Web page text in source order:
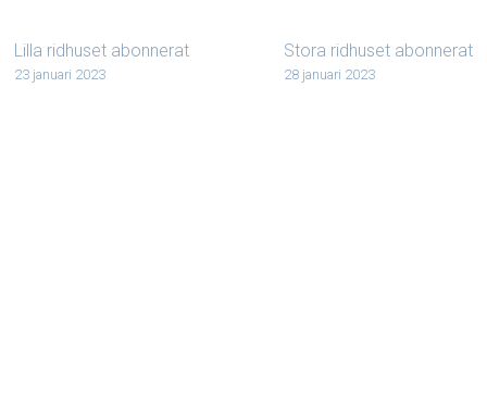
Lilla ridhuset abonnerat
23 januari 2023
Stora ridhuset abonnerat
28 januari 2023